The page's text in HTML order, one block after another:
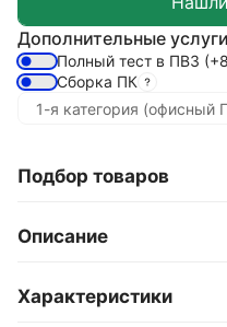
Дополнительные
Полный тест в ПВЗ
Сборка ПК
Подбор товаров
Описание
Характеристики